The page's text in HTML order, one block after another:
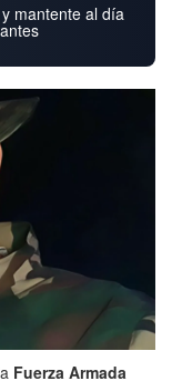
mantente al día
Fuerza Armada